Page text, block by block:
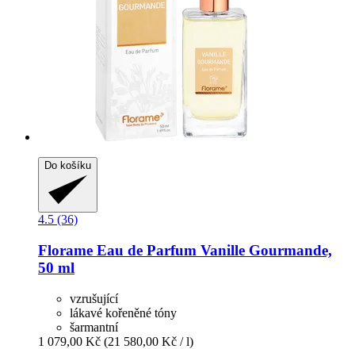
Do košíku
4.5 (36)
Florame Eau de Parfum Vanille Gourmande,
50 ml
vzrušující
lákavé kořeněné tóny
šarmantní
1 079,00 Kč (21 580,00 Kč / l)